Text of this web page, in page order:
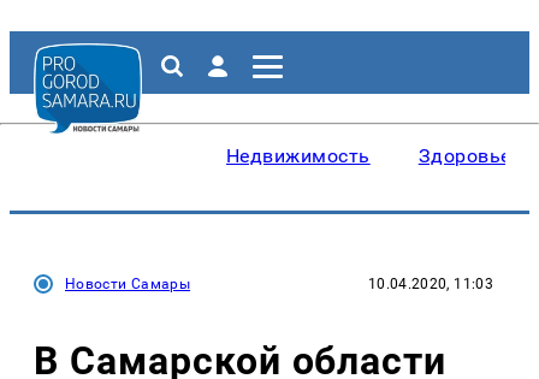
Недвижимость Здоровье
Новости Самары 10.04.2020, 11:03
В Самарской области